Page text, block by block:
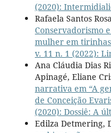
(2020):
Rafaela Santos
Conservadorismo
mulher em
v. 11 n. 1 (2022):
Ana Cláudia Dias
Apinagé, Eliane
narrativa em “A
de Conceição
(2020): Dossiê: A
Edilza Detmering,